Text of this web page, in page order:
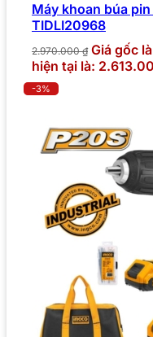
Máy khoan búa
TIDLI20968
2.970.000₫ Giá gốc
hiện tại là:
-3%